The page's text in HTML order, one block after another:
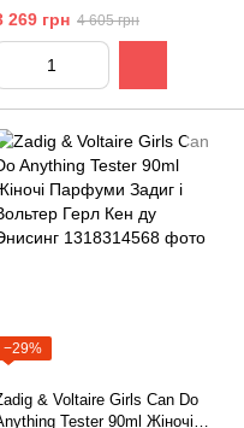
Задиг і Вольтер Герл
Кен ду Энисинг
269 грн 4 605 грн
−29%
& Voltaire Girls Can Do
Tester 90ml Жіночі